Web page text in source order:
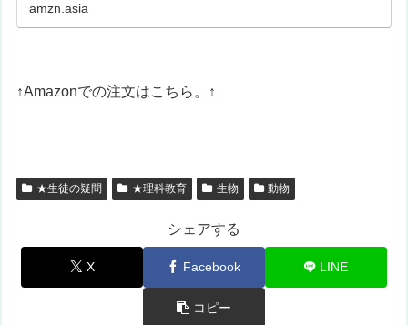
amzn.asia
↑Amazonでの注文はこちら。↑
★生徒の疑問 ★理科教育 生物 動物
シェアする
X Facebook LINE
コピー